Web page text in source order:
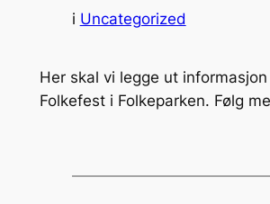
i Uncategorized
Her skal vi legge ut
Folkefest i Folkeparken. Følg